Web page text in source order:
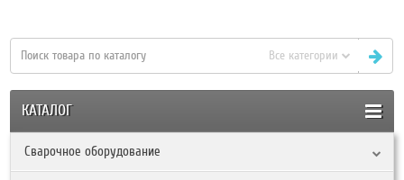
Все категории
КАТАЛОГ
Сварочное оборудование